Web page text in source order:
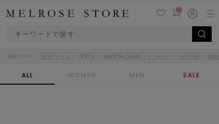
0
注目ワード： 別注アイテム OOFOS MAISON CANAUメゾンカナウ 先行予約 雑誌
ALL WOMEN MEN SALE